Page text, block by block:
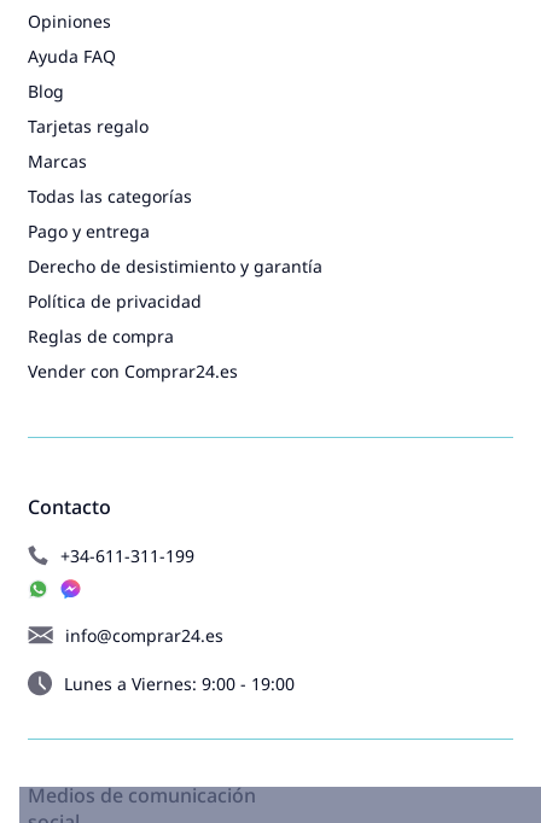
Contacto
+34-611-311-199
info@comprar24.es
Lunes a Viernes: 9:00 - 19:00
Opiniones
Ayuda FAQ
Blog
Tarjetas regalo
Marcas
Todas las categorías
Pago y entrega
Derecho de desistimiento y garantía
Política de privacidad
Reglas de compra
Vender con Comprar24.es
Medios de comunicación